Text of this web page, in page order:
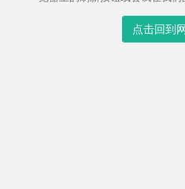
点击回到